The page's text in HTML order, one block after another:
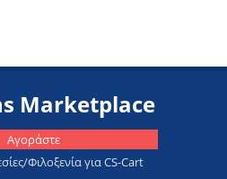
Marketplace
Αγοράστε
Φιλοξενία για CS-Cart